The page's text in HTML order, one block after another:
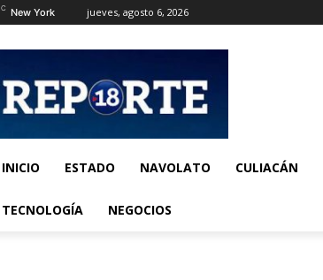
C New York jueves, agosto 6, 2026
INICIO ESTADO NAVOLATO CULIACÁN
TECNOLOGÍA NEGOCIOS